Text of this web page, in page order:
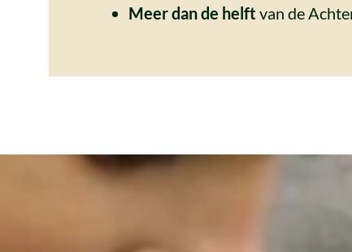
Meer dan de helftvan de